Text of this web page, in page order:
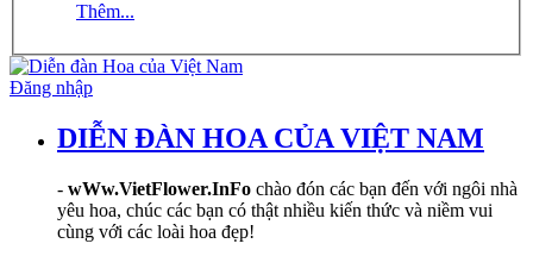
Thêm...
Đăng nhập
DIỄN ĐÀN HOA CỦA VIỆT NAM
- wWw.VietFlower.InFo chào đón các bạn đến với ngôi nhà
yêu hoa, chúc các bạn có thật nhiều kiến thức và niềm vui
cùng với các loài hoa đẹp!